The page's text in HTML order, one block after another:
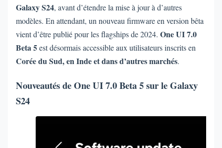
Galaxy S24, avant d’étendre la mise à jour à d’autres
modèles. En attendant, un nouveau firmware en version bêta
vient d’être publié pour les flagships de 2024. One UI 7.0
Beta 5est désormais accessible aux utilisateurs inscrits en
Corée du Sud, en Inde et dans d’autres marchés.
Nouveautés de One UI 7.0 Beta 5 sur le Galaxy
S24